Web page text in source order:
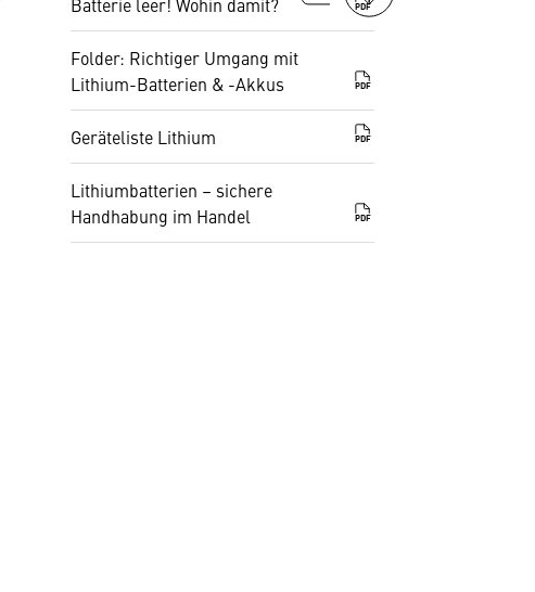
PDF
Folder: Richtiger Umgang mit
Lithium-Batterien & -Akkus
PDF
Geräteliste Lithium PDF
Lithiumbatterien – sichere
Handhabung im Handel
PDF